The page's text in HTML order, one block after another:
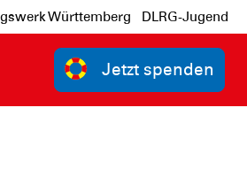
Württemberg DLRG-Jugend
Jetzt spenden